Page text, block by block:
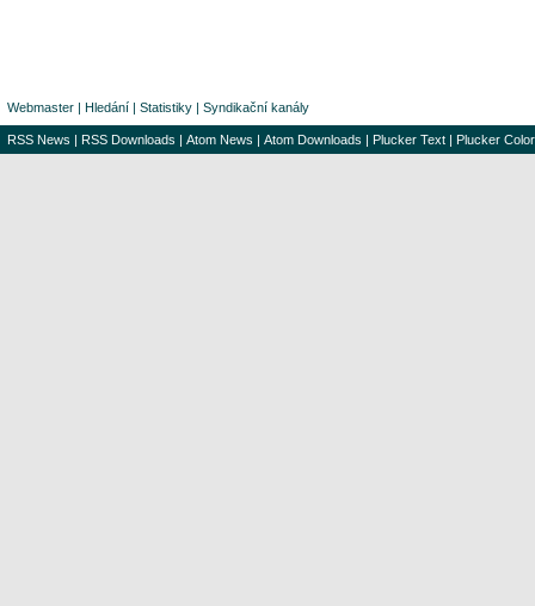
Webmaster | Hledání | Statistiky | Syndikační kanály
RSS News | RSS Downloads | Atom News | Atom Downloads | Plucker Text | Plucker Color